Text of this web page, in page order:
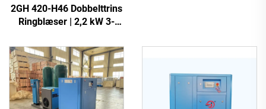
2GH 420-H46 Dobbelttrins
Ringblæser | 2,2 kW 3-